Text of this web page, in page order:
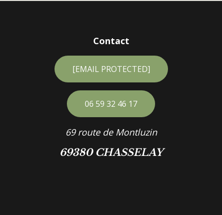
Contact
[EMAIL PROTECTED]
06 59 32 46 17
69 route de Montluzin
69380 CHASSELAY